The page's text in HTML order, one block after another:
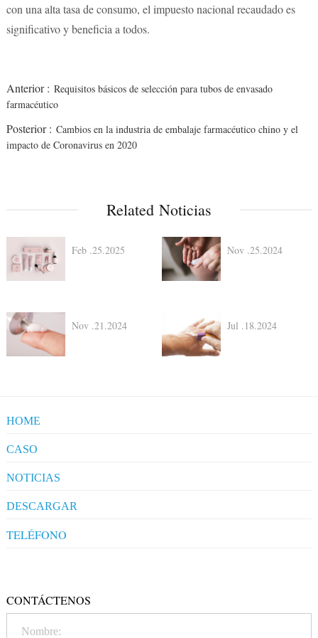
con una alta tasa de consumo, el impuesto nacional recaudado es
significativo y beneficia a todos.
Anterior : Requisitos básicos de selección para tubos de envasado
farmacéutico
Posterior : Cambios en la industria de embalaje farmacéutico chino y el
impacto de Coronavirus en 2020
Related Noticias
Feb .25.2025 Nov .25.2024
Nov .21.2024 Jul .18.2024
HOME
CASO
NOTICIAS
Industry News
DESCARGAR
TELÉFONO
CONTÁCTENOS